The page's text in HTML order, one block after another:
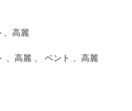
、高麗
、高麗 、 ベント 、高麗